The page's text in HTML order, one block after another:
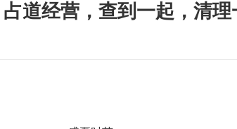
道经营，查到一起，清理